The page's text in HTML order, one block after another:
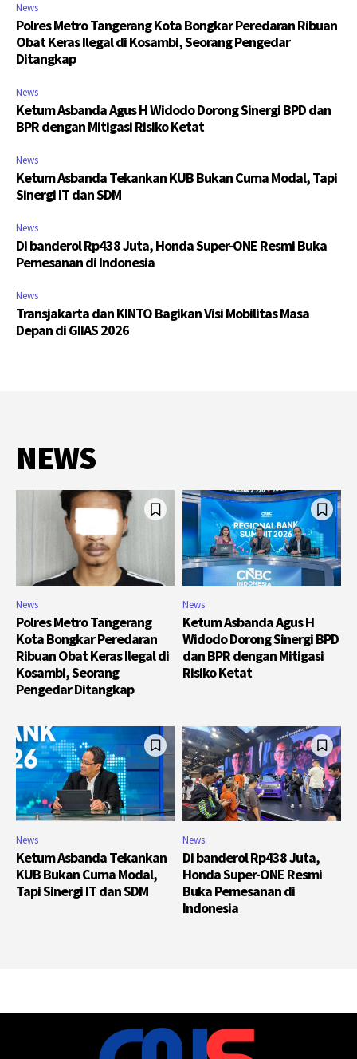
News
Polres Metro Tangerang Kota Bongkar Peredaran Ribuan
Obat Keras Ilegal di Kosambi, Seorang Pengedar
Ditangkap
News
Ketum Asbanda Agus H Widodo Dorong Sinergi BPD dan
BPR dengan Mitigasi Risiko Ketat
News
Ketum Asbanda Tekankan KUB Bukan Cuma Modal, Tapi
Sinergi IT dan SDM
News
Di banderol Rp438 Juta, Honda Super-ONE Resmi Buka
Pemesanan di Indonesia
News
Transjakarta dan KINTO Bagikan Visi Mobilitas Masa
Depan di GIIAS 2026
NEWS
News
Polres Metro Tangerang
Kota Bongkar Peredaran
Ribuan Obat Keras Ilegal di
Kosambi, Seorang
Pengedar Ditangkap
News
Ketum Asbanda Agus H
Widodo Dorong Sinergi BPD
dan BPR dengan Mitigasi
Risiko Ketat
News
Ketum Asbanda Tekankan
KUB Bukan Cuma Modal,
Tapi Sinergi IT dan SDM
News
Di banderol Rp438 Juta,
Honda Super-ONE Resmi
Buka Pemesanan di
Indonesia